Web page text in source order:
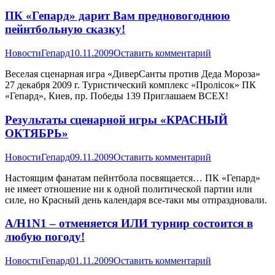
ПК «Гепард» дарит Вам предновогоднюю
пейнтбольную сказку!
НовостиГепард10.11.2009Оставить комментарий
Веселая сценарная игра «ДиверСанты против Деда Мороза»
27 декабря 2009 г. Туристический комплекс «Пролісок» ПК
«Гепард», Киев, пр. Победы 139 Приглашаем ВСЕХ!
Результаты сценарной игры «КРАСНЫЙ
ОКТЯБРЬ»
НовостиГепард09.11.2009Оставить комментарий
Настоящим фанатам пейнтбола посвящается… ПК «Гепард»
не имеет отношение ни к одной политической партии или
силе, но Красный день календаря все-таки мы отпраздновали.
А/H1N1 – отменяется ИЛИ турнир состоится в
любую погоду!
НовостиГепард01.11.2009Оставить комментарий